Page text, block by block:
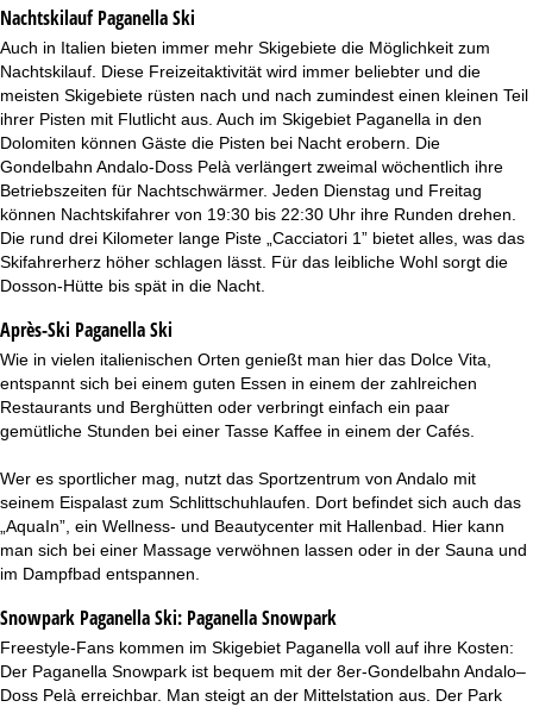
NachtskilaufPaganella Ski
Auch in Italien bieten immer mehr Skigebiete die Möglichkeit zum
Nachtskilauf. Diese Freizeitaktivität wird immer beliebter und die
meisten Skigebiete rüsten nach und nach zumindest einen kleinen Teil
ihrer Pisten mit Flutlicht aus. Auch im Skigebiet Paganella in den
Dolomiten können Gäste die Pisten bei Nacht erobern. Die
Gondelbahn Andalo-Doss Pelà verlängert zweimal wöchentlich ihre
Betriebszeiten für Nachtschwärmer. Jeden Dienstag und Freitag
können Nachtskifahrer von 19:30 bis 22:30 Uhr ihre Runden drehen.
Die rund drei Kilometer lange Piste „Cacciatori 1” bietet alles, was das
Skifahrerherz höher schlagen lässt. Für das leibliche Wohl sorgt die
Dosson-Hütte bis spät in die Nacht.
Après-Ski Paganella Ski
Wie in vielen italienischen Orten genießt man hier das Dolce Vita,
entspannt sich bei einem guten Essen in einem der zahlreichen
Restaurants und Berghütten oder verbringt einfach ein paar
gemütliche Stunden bei einer Tasse Kaffee in einem der Cafés.
Wer es sportlicher mag, nutzt das Sportzentrum von Andalo mit
seinem Eispalast zum Schlittschuhlaufen. Dort befindet sich auch das
„AquaIn”, ein Wellness- und Beautycenter mit Hallenbad. Hier kann
man sich bei einer Massage verwöhnen lassen oder in der Sauna und
im Dampfbad entspannen.
Snowpark Paganella Ski: Paganella Snowpark
Freestyle-Fans kommen im Skigebiet Paganella voll auf ihre Kosten:
Der Paganella Snowpark ist bequem mit der 8er-Gondelbahn Andalo–
Doss Pelà erreichbar. Man steigt an der Mittelstation aus. Der Park